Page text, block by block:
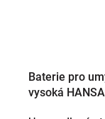
Baterie pro
vysoká